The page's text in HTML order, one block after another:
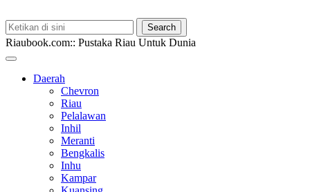
Riaubook.com:: Pustaka Riau Untuk Dunia
Daerah
Chevron
Riau
Pelalawan
Inhil
Meranti
Bengkalis
Inhu
Kampar